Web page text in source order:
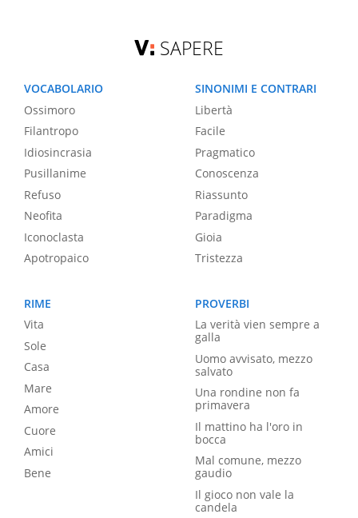
SAPERE
VOCABOLARIO
Ossimoro
Filantropo
Idiosincrasia
Pusillanime
Refuso
Neofita
Iconoclasta
Apotropaico
SINONIMI E CONTRARI
Libertà
Facile
Pragmatico
Conoscenza
Riassunto
Paradigma
Gioia
Tristezza
RIME
Vita
Sole
Casa
Mare
Amore
Cuore
Amici
Bene
PROVERBI
La verità vien sempre a
galla
Uomo avvisato, mezzo
salvato
Una rondine non fa
primavera
Il mattino ha l'oro in
bocca
Mal comune, mezzo
gaudio
Il gioco non vale la
candela